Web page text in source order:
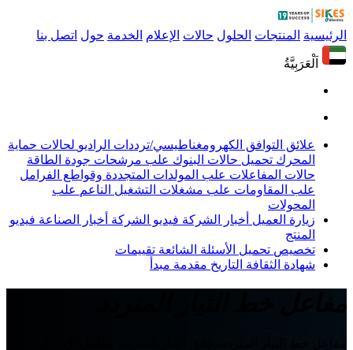
الرئيسية المنتجات الحلول حالات الإعلام الخدمة حول اتصل بنا
اَلْعَرَبِيَّةُ
علائق التوافق الكهرومغناطيسي/ترددات الراديو لحالات حماية
المحرك تحميل حالات البنوك علب مرشحات جودة الطاقة
حالات المفاعلات علب المولدات المتجددة وقواطع الفرامل
علب المقاومات علب مشغلات التشغيل الناعم علب
المحولات
زيارة العميل أخبار الشركة فيديو الشركة أخبار الصناعة فيديو
المنتج
تخصيص تحميل الأسئلة الشائعة تقييمات
شهادة الثقافة التاريخ مقدمة مبدأ